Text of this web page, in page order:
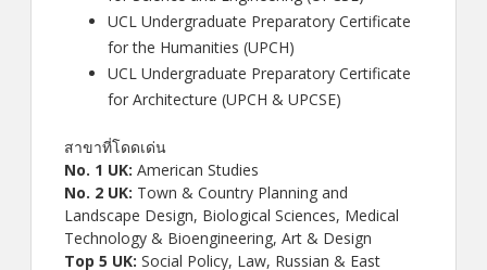
UCL Undergraduate Preparatory Certificate
for the Humanities (UPCH)
UCL Undergraduate Preparatory Certificate
for Architecture (UPCH & UPCSE)
สาขาที่โดดเด่น
No. 1 UK: American Studies
No. 2 UK: Town & Country Planning and
Landscape Design, Biological Sciences, Medical
Technology & Bioengineering, Art & Design
Top 5 UK: Social Policy, Law, Russian & East